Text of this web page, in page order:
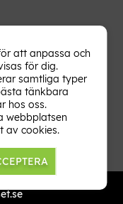
Signa upp på
att anpassa och
för dig.
samtliga typer
tänkbara
hos oss.
webbplatsen
av cookies.